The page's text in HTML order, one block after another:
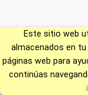
Este sitio web
almacenados en
páginas web para
continúas